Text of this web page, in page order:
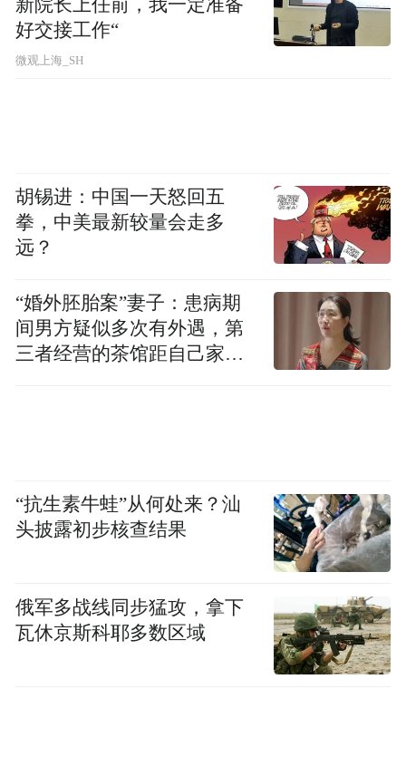
至于吴敦义则至少四度访问大陆：第一次是
2008年5月，时任国民党秘书长的吴敦义随时
的第五届两岸经贸文化论坛；第四次是2012
年4月，以“两岸共同市场基金会最高顾问”身
份出席博鳌论坛2012年年会。
在2019年1月的大陆国台办新闻发布会上，针
对记者就“马英九有意愿访问大陆”的提问，
发言人马晓光回应说，马英九先生在担任台
党、团体和人士加强交往，就两岸关系和民
新院长上任前，我一定准备
好交接工作“
微观上海_SH
胡锡进：中国一天怒回五
拳，中美最新较量会走多
远？
“婚外胚胎案”妻子：患病期
间男方疑似多次有外遇，第
三者经营的茶馆距自己家步
“抗生素牛蛙”从何处来？汕
头披露初步核查结果
俄军多战线同步猛攻，拿下
瓦休京斯科耶多数区域